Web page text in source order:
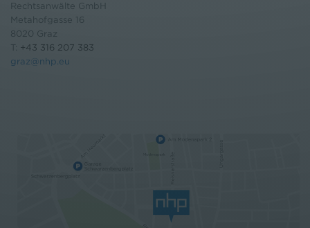
Rechtsanwälte GmbH
Metahofgasse 16
8020 Graz
T: +43 316 207 383
graz@nhp.eu